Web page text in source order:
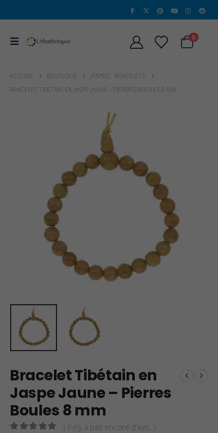
0
ACCUEIL BOUTIQUE JASPES, BRACELETS
BRACELET TIBÉTAIN EN JASPE JAUNE – PIERRES BOULES 8 MM
Bracelet Tibétain en
Jaspe Jaune – Pierres
Boules 8 mm
( Il n’y a pas encore d’avis. )